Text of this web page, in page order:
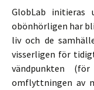
GlobLab initieras
obönhörligen har
liv och de
visserligen för
vändpunkten
omflyttningen av